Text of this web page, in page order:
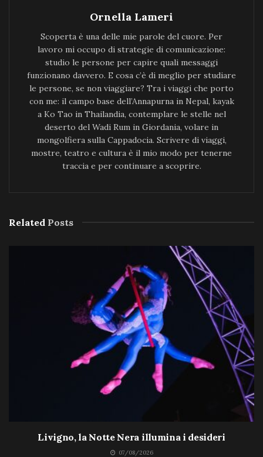
Ornella Lameri
Scoperta è una delle mie parole del cuore. Per
lavoro mi occupo di strategie di comunicazione:
studio le persone per capire quali messaggi
funzionano davvero. E cosa c’è di meglio per studiare
le persone, se non viaggiare? Tra i viaggi che porto
con me: il campo base dell’Annapurna in Nepal, kayak
a Ko Tao in Thailandia, contemplare le stelle nel
deserto del Wadi Rum in Giordania, volare in
mongolfiera sulla Cappadocia. Scrivere di viaggi,
mostre, teatro e cultura è il mio modo per tenerne
traccia e per continuare a scoprire.
Related Posts
Livigno, la Notte Nera illumina i desideri
07/08/2026